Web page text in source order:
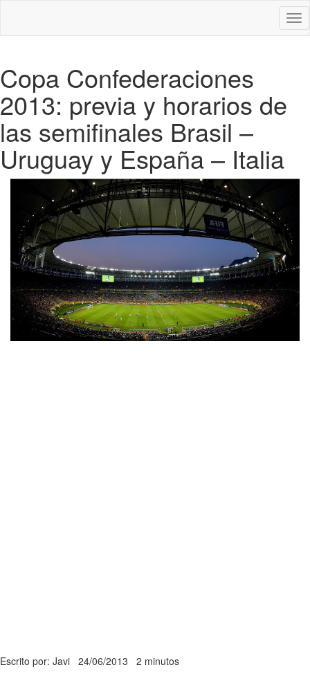
Copa Confederaciones
2013: previa y horarios de
las semifinales Brasil –
Uruguay y España – Italia
Escrito por: Javi 24/06/2013 2 minutos